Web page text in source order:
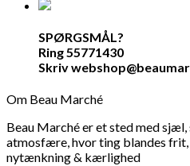
SPØRGSMÅL?
Ring 55771430
Skriv
Om Beau Marché
Beau Marché er et sted med
atmosfære, hvor ting blandes
nytænkning & kærlighed